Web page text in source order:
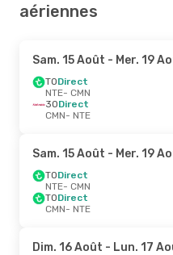
aériennes
Sam. 15 Août - Mer. 19
TODirect
NTE- CMN
3ODirect
CMN- NTE
Sam. 15 Août - Mer. 19
TODirect
NTE- CMN
TODirect
CMN- NTE
Dim. 16 Août - Lun. 17